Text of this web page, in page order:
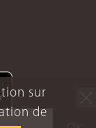
sur
de